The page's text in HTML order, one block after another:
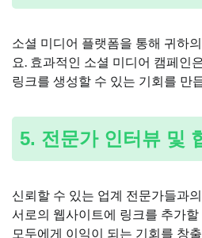
소셜 미디어 플랫폼을 통해 귀하
요. 효과적인 소셜 미디어 캠페인
링크를 생성할 수 있는 기회를 만
5. 전문가 인터뷰 및
신뢰할 수 있는 업계 전문가들과
서로의 웹사이트에 링크를 추가
모두에게 이익이 되는 기회를 창